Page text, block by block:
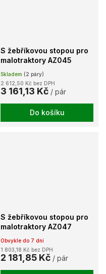
S žebříkovou stopou pro
malotraktory AZ045
Skladem (2 páry)
2 612,50 Kč bez DPH
3 161,13 Kč / pár
Do košíku
S žebříkovou stopou pro
malotraktory AZ047
Obvykle do 7 dní
1 803,18 Kč bez DPH
2 181,85 Kč / pár